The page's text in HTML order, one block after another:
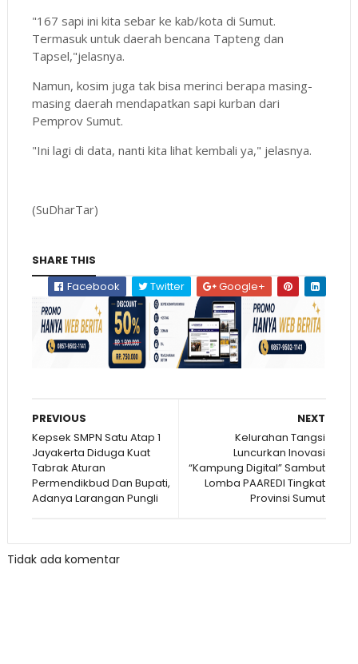
"167 sapi ini kita sebar ke kab/kota di Sumut.
Termasuk untuk daerah bencana Tapteng dan
Tapsel,"jelasnya.
Namun, kosim juga tak bisa merinci berapa masing-
masing daerah mendapatkan sapi kurban dari
Pemprov Sumut.
"Ini lagi di data, nanti kita lihat kembali ya," jelasnya.
(SuDharTar)
SHARE THIS
Facebook
Twitter Google+
NEXT
Kelurahan Tangsi
Luncurkan Inovasi
“Kampung Digital” Sambut
Lomba PAAREDI Tingkat
Provinsi Sumut
PREVIOUS
Kepsek SMPN Satu Atap 1
Jayakerta Diduga Kuat
Tabrak Aturan
Permendikbud Dan Bupati,
Adanya Larangan Pungli
Tidak ada komentar